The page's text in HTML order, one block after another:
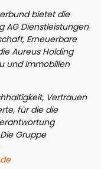
bietet die
AG Dienstleistungen
Erneuerbare
Aureus Holding
und Immobilien
Vertrauen
für die die
Gruppe